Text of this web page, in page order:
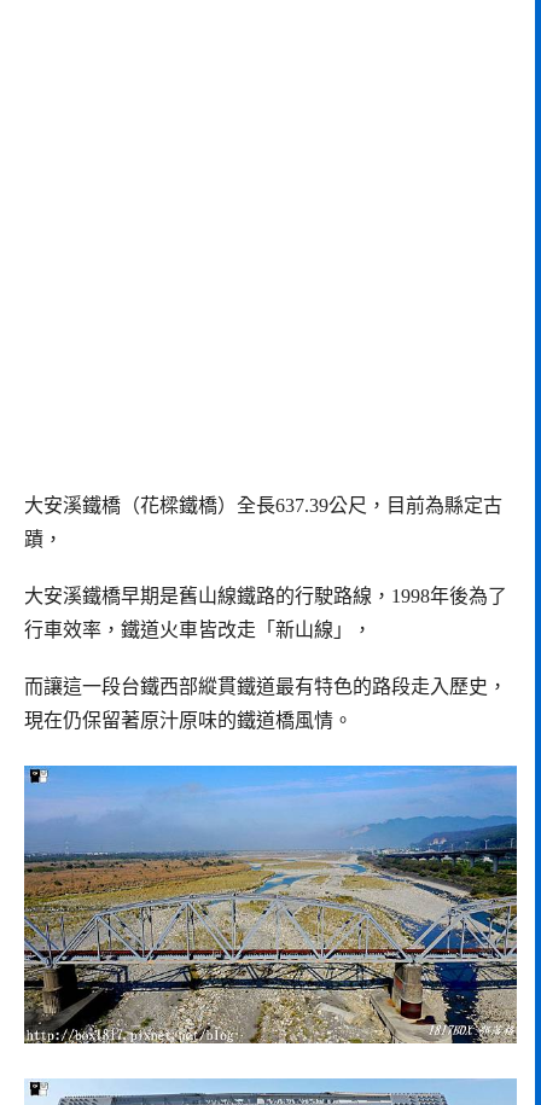
大安溪鐵橋（花樑鐵橋）全長637.39公尺，目前為縣定古
蹟，
大安溪鐵橋早期是舊山線鐵路的行駛路線，1998年後為了
行車效率，鐵道火車皆改走「新山線」，
而讓這一段台鐵西部縱貫鐵道最有特色的路段走入歷史，
現在仍保留著原汁原味的鐵道橋風情。